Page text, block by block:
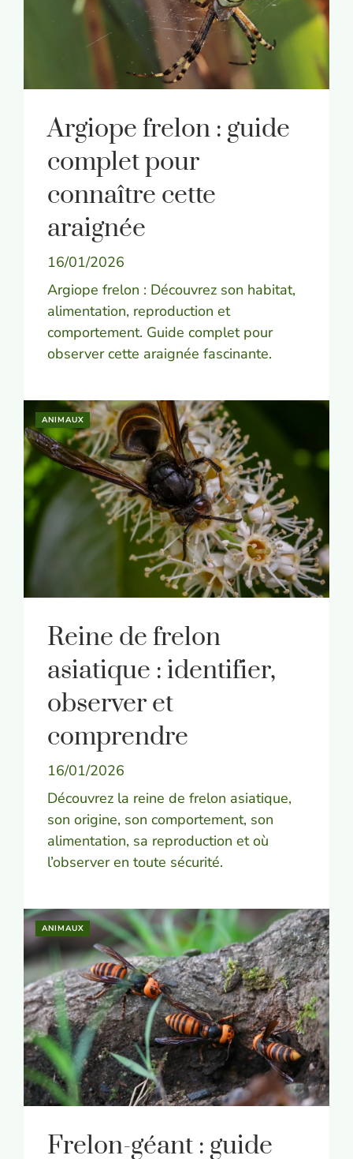
Argiope frelon : guide
complet pour
connaître cette
araignée
16/01/2026
Argiope frelon : Découvrez son habitat,
alimentation, reproduction et
comportement. Guide complet pour
observer cette araignée fascinante.
ANIMAUX
Reine de frelon
asiatique : identifier,
observer et
comprendre
16/01/2026
Découvrez la reine de frelon asiatique,
son origine, son comportement, son
alimentation, sa reproduction et où
l’observer en toute sécurité.
ANIMAUX
Frelon-géant : guide